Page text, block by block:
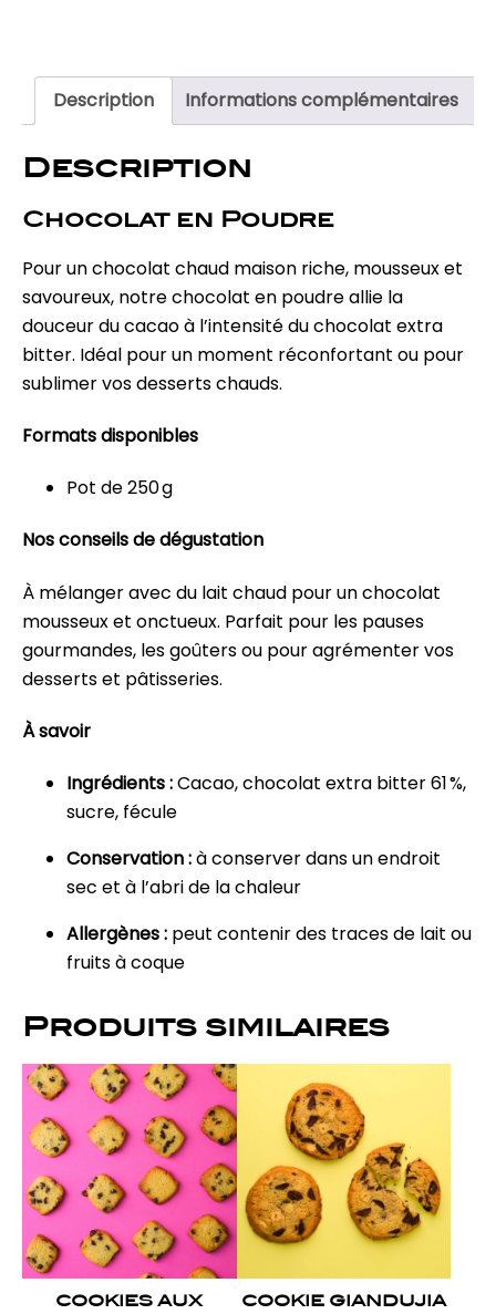
Description Informations complémentaires
Description
Chocolat en Poudre
Pour un chocolat chaud maison riche, mousseux et
savoureux, notre chocolat en poudre allie la
douceur du cacao à l’intensité du chocolat extra
bitter. Idéal pour un moment réconfortant ou pour
sublimer vos desserts chauds.
Formats disponibles
Pot de 250 g
Nos conseils de dégustation
À mélanger avec du lait chaud pour un chocolat
mousseux et onctueux. Parfait pour les pauses
gourmandes, les goûters ou pour agrémenter vos
desserts et pâtisseries.
À savoir
Ingrédients :Cacao, chocolat extra bitter 61 %,
sucre, fécule
Conservation :à conserver dans un endroit
sec et à l’abri de la chaleur
Allergènes : peut contenir des traces de lait ou
fruits à coque
Produits similaires
COOKIES AUX
COOKIE GIANDUJIA